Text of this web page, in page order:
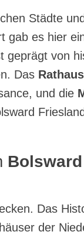
Städte
gab es hier
geprägt von
Das Rathaus
und die
Das
der